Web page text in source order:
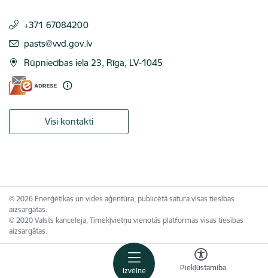
Izvēlne Piekļūstamība
+371 67084200
E-pasts:
pasts@vvd.gov.lv
Rūpniecības iela 23, Rīga, LV-1045
Visi kontakti
© 2026 Enerģētikas un vides aģentūra, publicētā satura visas tiesības
aizsargātas.
© 2020 Valsts kanceleja, Tīmekļvietņu vienotās platformas visas tiesības
aizsargātas.